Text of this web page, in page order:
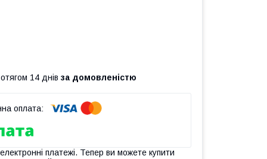
14 днів за домовленістю
платежі. Тепер ви можете купити